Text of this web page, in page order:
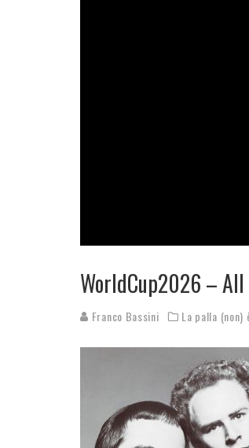
WorldCup2026 –
Franco Bassini La palla (non)